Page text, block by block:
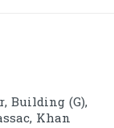
Building (G),
Khan